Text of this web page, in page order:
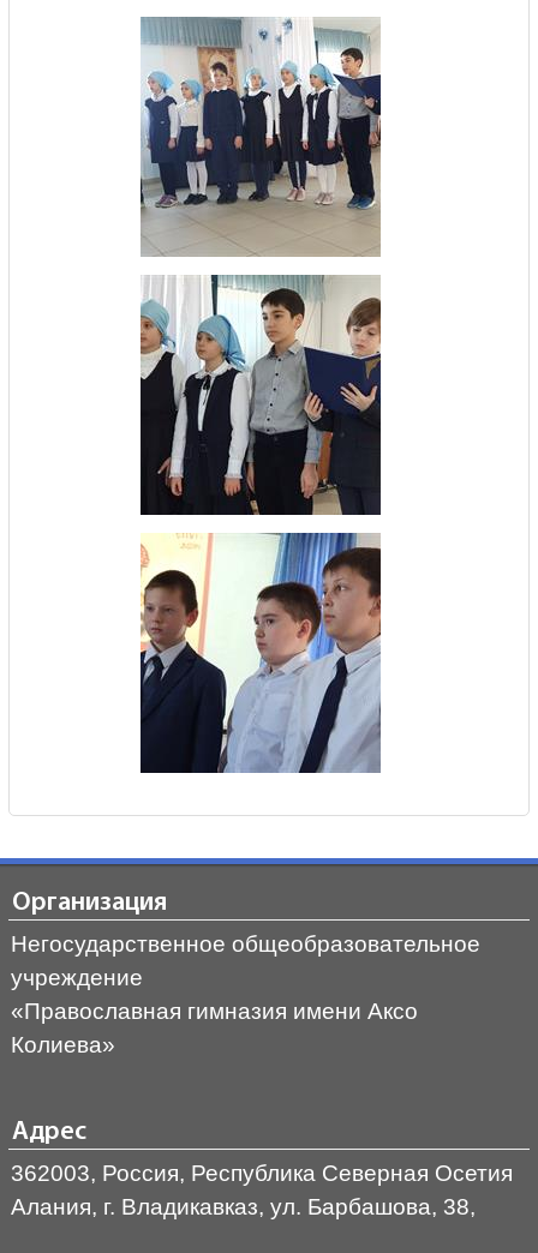
Организация
Негосударственное общеобразовательное
учреждение
«Православная гимназия имени Аксо
Колиева»
Адрес
362003, Россия, Республика Северная Осетия
Алания, г. Владикавказ, ул. Барбашова, 38,